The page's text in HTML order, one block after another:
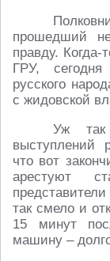
прошедший
правду.
ГРУ,
русского
с жидовской
Уж
выступлений
что вот
арестуют
так смело и
15 минут
машину –